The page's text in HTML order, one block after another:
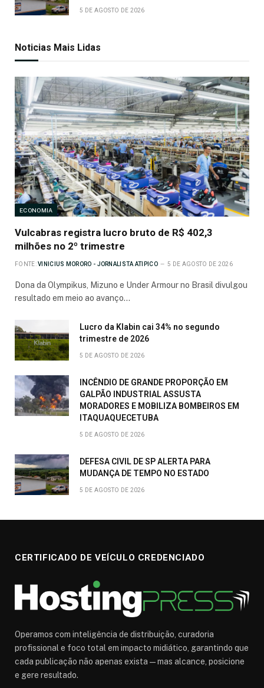
5 DE AGOSTO DE 2026
Noticias Mais Lidas
ECONOMIA
Vulcabras registra lucro bruto de R$ 402,3
milhões no 2º trimestre
FONTE: VINICIUS MORORO - JORNALISTA ATIPICO 5 DE AGOSTO DE 2026
Dona da Olympikus, Mizuno e Under Armour no Brasil divulgou
resultado em meio ao avanço…
Lucro da Klabin cai 34% no segundo
trimestre de 2026
5 DE AGOSTO DE 2026
INCÊNDIO DE GRANDE PROPORÇÃO EM
GALPÃO INDUSTRIAL ASSUSTA
MORADORES E MOBILIZA BOMBEIROS EM
ITAQUAQUECETUBA
5 DE AGOSTO DE 2026
DEFESA CIVIL DE SP ALERTA PARA
MUDANÇA DE TEMPO NO ESTADO
5 DE AGOSTO DE 2026
CERTIFICADO DE VEÍCULO CREDENCIADO
Operamos com inteligência de distribuição, curadoria
profissional e foco total em impacto midiático, garantindo que
cada publicação não apenas exista — mas alcance, posicione
e gere resultado.